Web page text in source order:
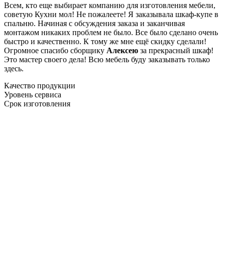
Всем, кто еще выбирает компанию для изготовления мебели,
советую Кухни мол! Не пожалеете! Я заказывала шкаф-купе в
спальню. Начиная с обсуждения заказа и заканчивая
монтажом никаких проблем не было. Все было сделано очень
быстро и качественно. К тому же мне ещё скидку сделали!
Огромное спасибо сборщику Алексею за прекрасный шкаф!
Это мастер своего дела! Всю мебель буду заказывать только
здесь.
Качество продукции
Уровень сервиса
Срок изготовления